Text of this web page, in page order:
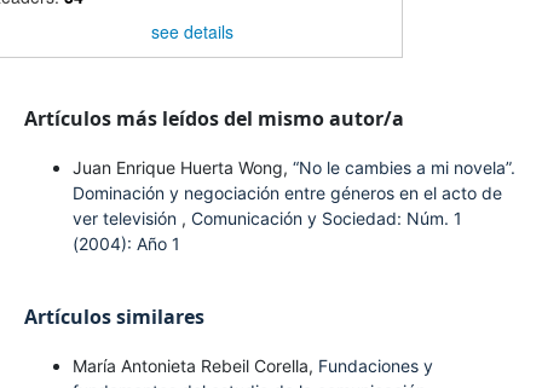
see details
Artículos más leídos del mismo autor/a
Juan Enrique Huerta Wong, “No le cambies a mi novela”.
Dominación y negociación entre géneros en el acto de
ver televisión , Comunicación y Sociedad: Núm. 1
(2004): Año 1
Artículos similares
María Antonieta Rebeil Corella, Fundaciones y